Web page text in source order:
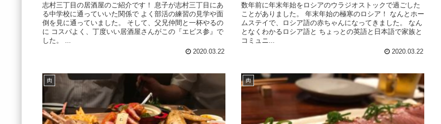
志村三丁目の居酒屋のご紹介です！ 息子が志村三丁目にあ
る中学校に通っていいた関係で よく部活の練習の見学や面
倒を見に通っていました。 そして、父兄仲間と一杯やるの
に コスパよく、丁度いい居酒屋さんがこの『エビス参』で
した。 ...
2020.03.22
数年前に年末年始をロシアのウラジオストックで過ごした
ことがありました。 年末年始の極寒のロシア！ なんとホー
ムステイで、ロシア語の赤ちゃんになってきました。 なん
となくわかるロシア語と ちょっとの英語と日本語で家族と
コミュニ...
2020.03.22
肉 肉